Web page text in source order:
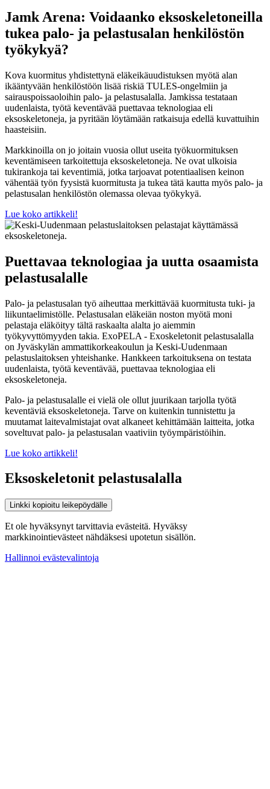
Jamk Arena: Voidaanko eksoskeletoneilla
tukea palo- ja pelastusalan henkilöstön
työkykyä?
Kova kuormitus yhdistettynä eläkeikäuudistuksen myötä alan
ikääntyvään henkilöstöön lisää riskiä TULES-ongelmiin ja
sairauspoissaoloihin palo- ja pelastusalalla. Jamkissa testataan
uudenlaista, työtä keventävää puettavaa teknologiaa eli
eksoskeletoneja, ja pyritään löytämään ratkaisuja edellä kuvattuihin
haasteisiin.
Markkinoilla on jo joitain vuosia ollut useita työkuormituksen
keventämiseen tarkoitettuja eksoskeletoneja. Ne ovat ulkoisia
tukirankoja tai keventimiä, jotka tarjoavat potentiaalisen keinon
vähentää työn fyysistä kuormitusta ja tukea tätä kautta myös palo- ja
pelastusalan henkilöstön olemassa olevaa työkykyä.
Lue koko artikkeli!
Puettavaa teknologiaa ja uutta osaamista
pelastusalalle
Palo- ja pelastusalan työ aiheuttaa merkittävää kuormitusta tuki- ja
liikuntaelimistölle. Pelastusalan eläkeiän noston myötä moni
pelastaja eläköityy tältä raskaalta alalta jo aiemmin
työkyvyttömyyden takia. ExoPELA - Exoskeletonit pelastusalalla
on Jyväskylän ammattikorkeakoulun ja Keski-Uudenmaan
pelastuslaitoksen yhteishanke. Hankkeen tarkoituksena on testata
uudenlaista, työtä keventävää, puettavaa teknologiaa eli
eksoskeletoneja.
Palo- ja pelastusalalle ei vielä ole ollut juurikaan tarjolla työtä
keventäviä eksoskeletoneja. Tarve on kuitenkin tunnistettu ja
muutamat laitevalmistajat ovat alkaneet kehittämään laitteita, jotka
soveltuvat palo- ja pelastusalan vaativiin työympäristöihin.
Lue koko artikkeli!
Eksoskeletonit pelastusalalla
Linkki kopioitu leikepöydälle
Et ole hyväksynyt tarvittavia evästeitä. Hyväksy
markkinointievästeet nähdäksesi upotetun sisällön.
Hallinnoi evästevalintoja